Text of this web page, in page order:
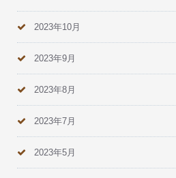
2023年10月
2023年9月
2023年8月
2023年7月
2023年5月